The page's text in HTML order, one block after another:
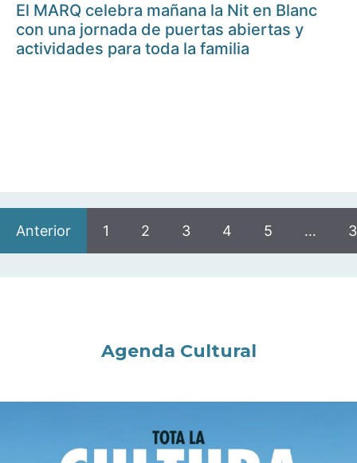
El MARQ celebra mañana la Nit en Blanc
con una jornada de puertas abiertas y
actividades para toda la familia
Anterior 1 2 3 4 5 …
Agenda Cultural